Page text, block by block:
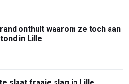
onthult waarom ze toch aan
in Lille
slaat fraaie slag in Lille